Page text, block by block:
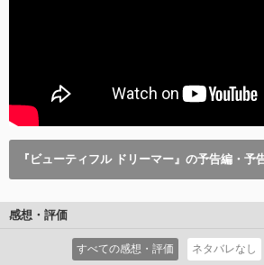
『ビューティフル ドリーマー』の予告編・予
感想・評価
すべての感想・評価 ネタバレなし